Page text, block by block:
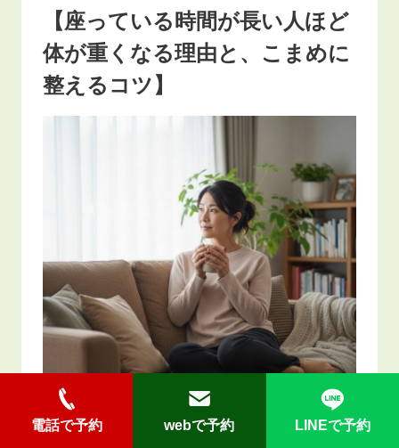
【座っている時間が長い人ほど
体が重くなる理由と、こまめに
整えるコツ】
「立ち仕事の方が大変そうなのに、なぜか座りっ
電話で予約 webで予約 LINEで予約